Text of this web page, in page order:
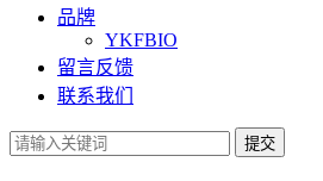
品牌
YKFBIO
留言反馈
联系我们
提交